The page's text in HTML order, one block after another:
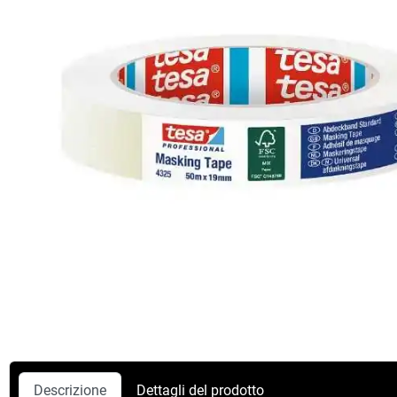
Descrizione Dettagli del prodotto